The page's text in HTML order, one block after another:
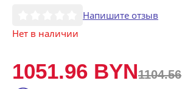
Напишите отзыв
Нет в наличии
1051.96 BYN1104.56